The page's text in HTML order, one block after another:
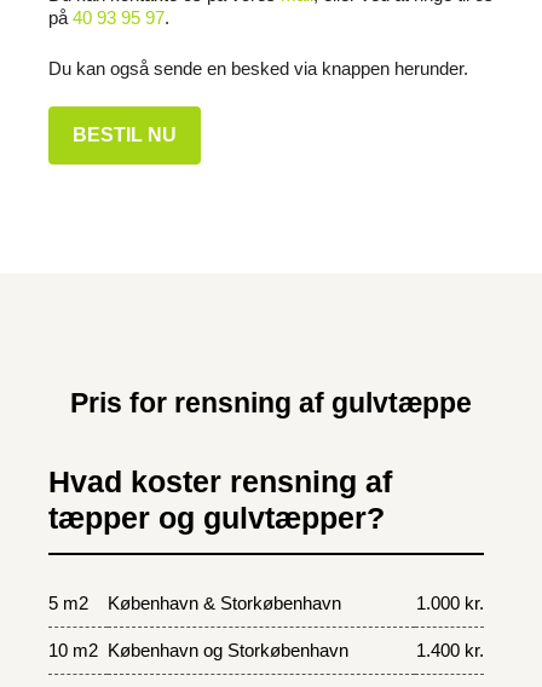
på 40 93 95 97.
Du kan også sende en besked via knappen herunder.
BESTIL NU
Pris for rensning af gulvtæppe
Hvad koster rensning af
tæpper og gulvtæpper?
5 m2 København & Storkøbenhavn 1.000 kr.
10 m2 København og Storkøbenhavn 1.400 kr.